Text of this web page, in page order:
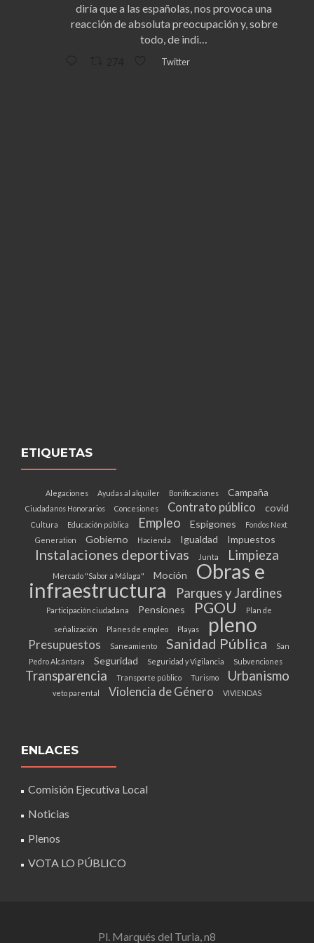
diría que a las españolas, nos provoca una
reacción de absoluta preocupación y, sobre
todo, de indi…
Twitter
ETIQUETAS
Alegaciones Ayudas al alquiler Bonificaciones Campaña
Ciudadanos Honorarios Concesiones Contrato público covid
Cultura Educación pública Empleo Espigones
Fondos Next
Generation
Gobierno Hacienda Igualdad Impuestos
Instalaciones deportivas Junta Limpieza
Mercado "Sabor a Málaga" Moción Obras e
infraestructura Parques y Jardines
Participación ciudadana Pensiones PGOU Plan de
señalización Planes de empleo Playas pleno
Presupuestos Saneamiento Sanidad Pública
San
Pedro Alcántara
Seguridad Seguridad y Vigilancia Subvenciones
Transparencia Transporte público Turismo Urbanismo
veto parental Violencia de Género VIVIENDAS
ENLACES
Comisión Ejecutiva Local
Noticias
Plenos
VOTA LO PÚBLICO
Pl. Marqués del Turia, n8